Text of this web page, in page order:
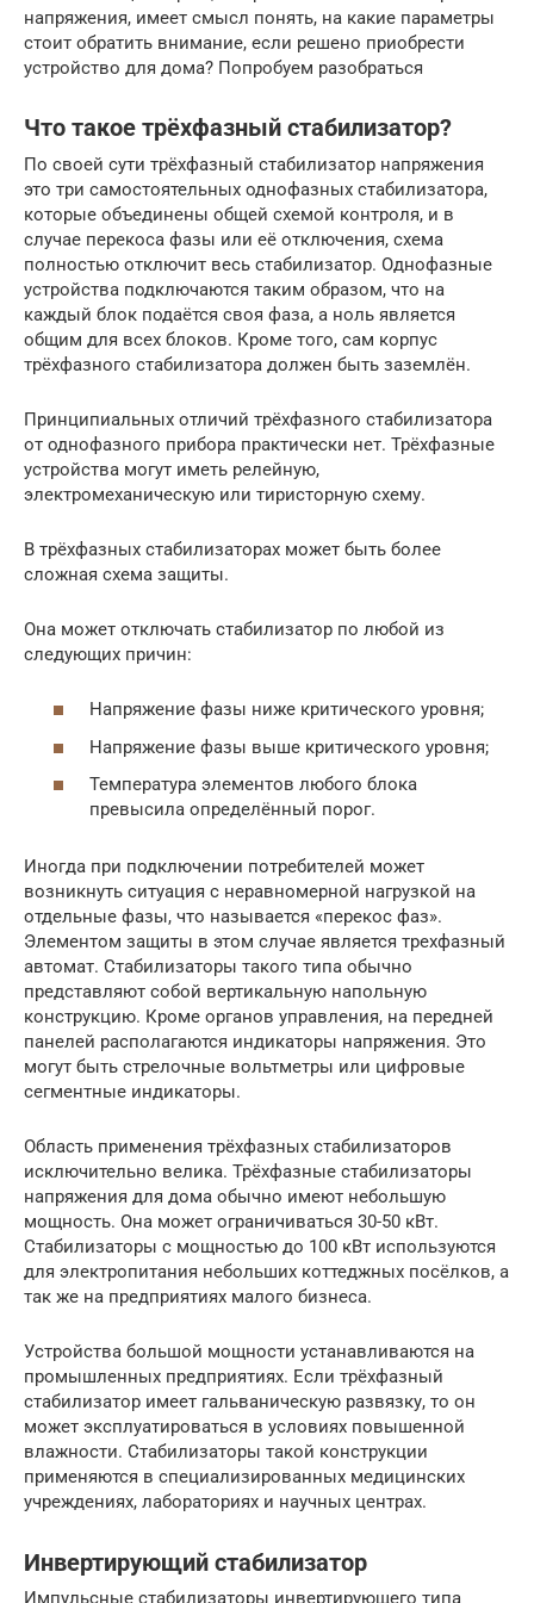
напряжения, имеет смысл понять, на какие параметры
стоит обратить внимание, если решено приобрести
устройство для дома? Попробуем разобраться
Что такое трёхфазный стабилизатор?
По своей сути трёхфазный стабилизатор напряжения
это три самостоятельных однофазных стабилизатора,
которые объединены общей схемой контроля, и в
случае перекоса фазы или её отключения, схема
полностью отключит весь стабилизатор. Однофазные
устройства подключаются таким образом, что на
каждый блок подаётся своя фаза, а ноль является
общим для всех блоков. Кроме того, сам корпус
трёхфазного стабилизатора должен быть заземлён.
Принципиальных отличий трёхфазного стабилизатора
от однофазного прибора практически нет. Трёхфазные
устройства могут иметь релейную,
электромеханическую или тиристорную схему.
В трёхфазных стабилизаторах может быть более
сложная схема защиты.
Она может отключать стабилизатор по любой из
следующих причин:
Напряжение фазы ниже критического уровня;
Напряжение фазы выше критического уровня;
Температура элементов любого блока
превысила определённый порог.
Иногда при подключении потребителей может
возникнуть ситуация с неравномерной нагрузкой на
отдельные фазы, что называется «перекос фаз».
Элементом защиты в этом случае является трехфазный
автомат. Стабилизаторы такого типа обычно
представляют собой вертикальную напольную
конструкцию. Кроме органов управления, на передней
панелей располагаются индикаторы напряжения. Это
могут быть стрелочные вольтметры или цифровые
сегментные индикаторы.
Область применения трёхфазных стабилизаторов
исключительно велика. Трёхфазные стабилизаторы
напряжения для дома обычно имеют небольшую
мощность. Она может ограничиваться 30-50 кВт.
Стабилизаторы с мощностью до 100 кВт используются
для электропитания небольших коттеджных посёлков, а
так же на предприятиях малого бизнеса.
Устройства большой мощности устанавливаются на
промышленных предприятиях. Если трёхфазный
стабилизатор имеет гальваническую развязку, то он
может эксплуатироваться в условиях повышенной
влажности. Стабилизаторы такой конструкции
применяются в специализированных медицинских
учреждениях, лабораториях и научных центрах.
Инвертирующий стабилизатор